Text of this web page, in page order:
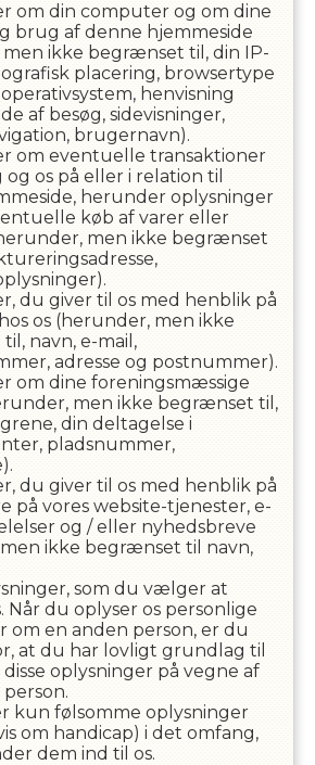
om din computer og om dine
brug af denne hjemmeside
ikke begrænset til, din IP-
placering, browsertype
henvisning
af besøg, sidevisninger,
brugernavn).
om eventuelle transaktioner
os på eller i relation til
herunder oplysninger
køb af varer eller
men ikke begrænset
du giver til os med henblik på
os (herunder, men ikke
navn, e-mail,
adresse og postnummer).
om dine foreningsmæssige
men ikke begrænset til,
din deltagelse i
pladsnummer,
du giver til os med henblik på
på vores website-tjenester, e-
og / eller nyhedsbreve
ikke begrænset til navn,
som du vælger at
Når du oplyser os personlige
om en anden person, er du
at du har lovligt grundlag til
oplysninger på vegne af
kun følsomme oplysninger
om handicap) i det omfang,
dem ind til os.